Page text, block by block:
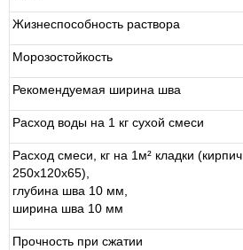
Жизнеспособность раствора
Морозостойкость
Рекомендуемая ширина шва
Расход воды на 1 кг сухой смеси
Расход смеси, кг на 1м² кладки (кирпич
250x120x65),
глубина шва 10 мм,
ширина шва 10 мм
Прочность при сжатии